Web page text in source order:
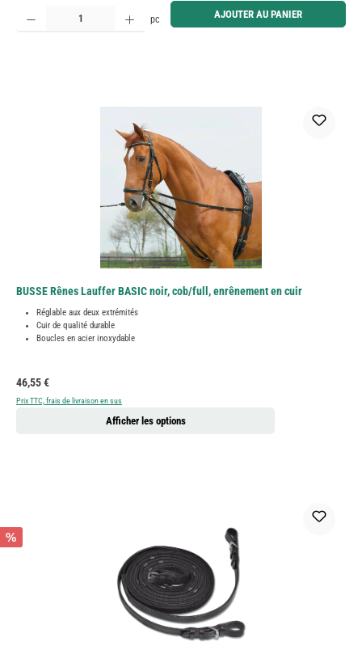
Quantité de produit : Entrez la quantité souhaitée ou utilisez les boutons pour augmenter ou
pc AJOUTER AU PANIER
BUSSE Rênes Lauffer BASIC noir, cob/full, enrênement en cuir
Réglable aux deux extrémités
Cuir de qualité durable
Boucles en acier inoxydable
Prix régulier :
46,55 €
Prix TTC, frais de livraison en sus
Afficher les options
%